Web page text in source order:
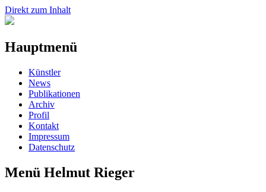
Direkt zum Inhalt
Hauptmenü
Künstler
News
Publikationen
Archiv
Profil
Kontakt
Impressum
Datenschutz
Menü Helmut Rieger